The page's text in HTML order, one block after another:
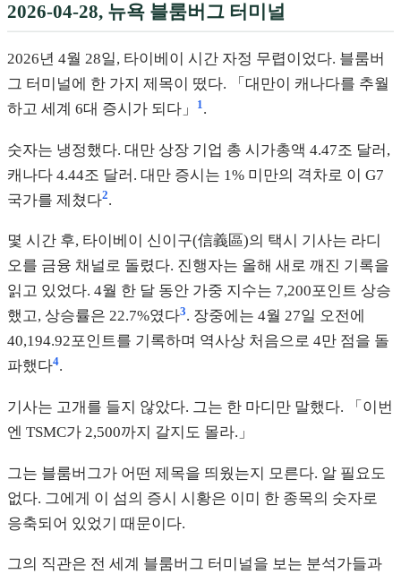
2026-04-28, 뉴욕 블룸버그 터미널
2026년 4월 28일, 타이베이 시간 자정 무렵이었다. 블룸버
그 터미널에 한 가지 제목이 떴다. 「대만이 캐나다를 추월
하고 세계 6대 증시가 되다」
1 .
숫자는 냉정했다. 대만 상장 기업 총 시가총액 4.47조 달러,
캐나다 4.44조 달러. 대만 증시는 1% 미만의 격차로 이 G7
국가를 제쳤다2.
몇 시간 후, 타이베이 신이구(信義區)의 택시 기사는 라디
오를 금융 채널로 돌렸다. 진행자는 올해 새로 깨진 기록을
읽고 있었다. 4월 한 달 동안 가중 지수는 7,200포인트 상승
했고, 상승률은 22.7%였다3. 장중에는 4월 27일 오전에
40,194.92포인트를 기록하며 역사상 처음으로 4만 점을 돌
파했다4.
기사는 고개를 들지 않았다. 그는 한 마디만 말했다. 「이번
엔 TSMC가 2,500까지 갈지도 몰라.」
그는 블룸버그가 어떤 제목을 띄웠는지 모른다. 알 필요도
없다. 그에게 이 섬의 증시 시황은 이미 한 종목의 숫자로
응축되어 있었기 때문이다.
그의 직관은 전 세계 블룸버그 터미널을 보는 분석가들과